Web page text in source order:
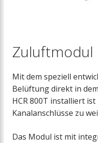
Zuluftmodul
Mit dem speziell
Belüftung direkt in
HCR 800T installiert
Kanalanschlüsse zu
Das Modul ist mit